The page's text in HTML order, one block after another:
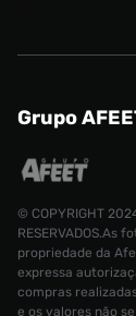
Grupo
© COPYRIGHT
RESERVADOS.As
propriedade da
expressa
compras
e os valores não